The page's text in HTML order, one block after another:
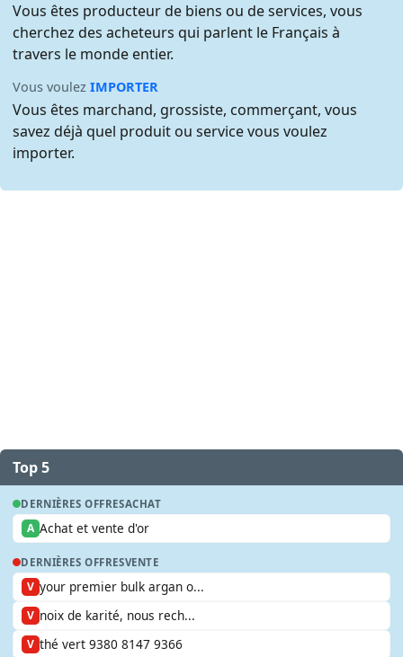
Vous êtes producteur de biens ou de services, vous
cherchez des acheteurs qui parlent le Français à
travers le monde entier.
Vous voulezIMPORTER
Vous êtes marchand, grossiste, commerçant, vous
savez déjà quel produit ou service vous voulez
importer.
Top 5
DERNIÈRES OFFRESACHAT
A Achat et vente d'or
DERNIÈRES OFFRESVENTE
V your premier bulk argan o...
V noix de karité, nous rech...
V thé vert 9380 8147 9366